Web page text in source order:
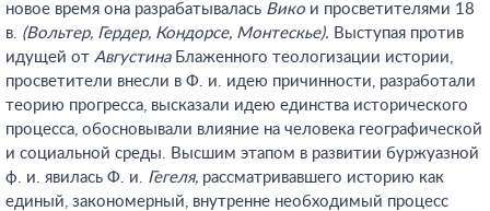
новое время она разрабатывалась Вико и просветителями 18
в. (Вольтер, Гердер, Кондорсе, Монтескье). Выступая против
идущей от АвгустинаБлаженного теологизации истории,
просветители внесли в Ф. и. идею причинности, разработали
теорию прогресса, высказали идею единства исторического
процесса, обосновывали влияние на человека географической
и социальной среды. Высшим этапом в развитии буржуазной
ф. и. явилась Ф. и. Гегеля, рассматривавшего историю как
единый, закономерный, внутренне необходимый процесс